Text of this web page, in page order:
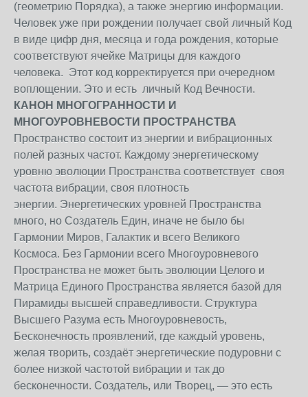
(геометрию Порядка), а также энергию информации.
Человек уже при рождении получает свой личный Код
в виде цифр дня, месяца и года рождения, которые
соответствуют ячейке Матрицы для каждого
человека. Этот код корректируется при очередном
воплощении. Это и есть личный Код Вечности.
КАНОН МНОГОГРАННОСТИ И
МНОГОУРОВНЕВОСТИ ПРОСТРАНСТВА
Пространство состоит из энергии и вибрационных
полей разных частот. Каждому энергетическому
уровню эволюции Пространства соответствует своя
частота вибрации, своя плотность
энергии. Энергетических уровней Пространства
много, но Создатель Един, иначе не было бы
Гармонии Миров, Галактик и всего Великого
Космоса. Без Гармонии всего Многоуровневого
Пространства не может быть эволюции Целого и
Матрица Единого Пространства является базой для
Пирамиды высшей справедливости. Структура
Высшего Разума есть Многоуровневость,
Бесконечность проявлений, где каждый уровень,
желая творить, создаёт энергетические подуровни с
более низкой частотой вибрации и так до
бесконечности. Создатель, или Творец, — это есть